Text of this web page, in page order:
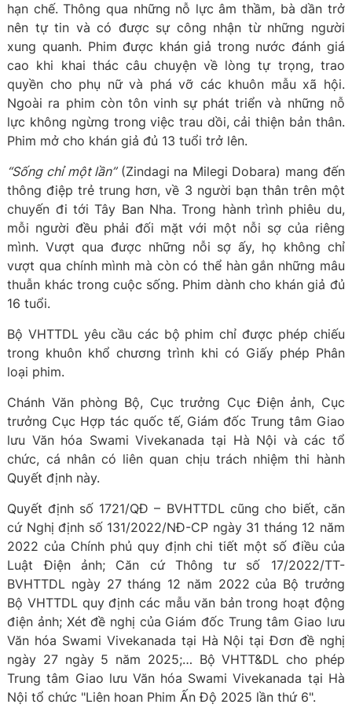
hạn chế. Thông qua những nỗ lực âm thầm, bà dần trở
nên tự tin và có được sự công nhận từ những người
xung quanh. Phim được khán giả trong nước đánh giá
cao khi khai thác câu chuyện về lòng tự trọng, trao
quyền cho phụ nữ và phá vỡ các khuôn mẫu xã hội.
Ngoài ra phim còn tôn vinh sự phát triển và những nỗ
lực không ngừng trong việc trau dồi, cải thiện bản thân.
Phim mở cho khán giả đủ 13 tuổi trở lên.
“Sống chỉ một lần”(Zindagi na Milegi Dobara) mang đến
thông điệp trẻ trung hơn, về 3 người bạn thân trên một
chuyến đi tới Tây Ban Nha. Trong hành trình phiêu du,
mỗi người đều phải đối mặt với một nỗi sợ của riêng
mình. Vượt qua được những nỗi sợ ấy, họ không chỉ
vượt qua chính mình mà còn có thể hàn gắn những mâu
thuẫn khác trong cuộc sống. Phim dành cho khán giả đủ
16 tuổi.
Bộ VHTTDL yêu cầu các bộ phim chỉ được phép chiếu
trong khuôn khổ chương trình khi có Giấy phép Phân
loại phim.
Chánh Văn phòng Bộ, Cục trưởng Cục Điện ảnh, Cục
trưởng Cục Hợp tác quốc tế, Giám đốc Trung tâm Giao
lưu Văn hóa Swami Vivekanada tại Hà Nội và các tổ
chức, cá nhân có liên quan chịu trách nhiệm thi hành
Quyết định này.
Quyết định số 1721/QĐ – BVHTTDL cũng cho biết, căn
cứ Nghị định số 131/2022/NĐ-CP ngày 31 tháng 12 năm
2022 của Chính phủ quy định chi tiết một số điều của
Luật Điện ảnh; Căn cứ Thông tư số 17/2022/TT-
BVHTTDL ngày 27 tháng 12 năm 2022 của Bộ trưởng
Bộ VHTTDL quy định các mẫu văn bản trong hoạt động
điện ảnh; Xét đề nghị của Giám đốc Trung tâm Giao lưu
Văn hóa Swami Vivekanada tại Hà Nội tại Đơn đề nghị
ngày 27 ngày 5 năm 2025;… Bộ VHTT&DL cho phép
Trung tâm Giao lưu Văn hóa Swami Vivekanada tại Hà
Nội tổ chức "Liên hoan Phim Ấn Độ 2025 lần thứ 6".